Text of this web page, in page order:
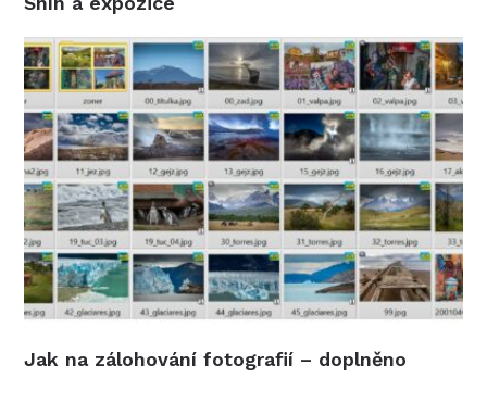
Jak na zálohování fotografií – doplněno